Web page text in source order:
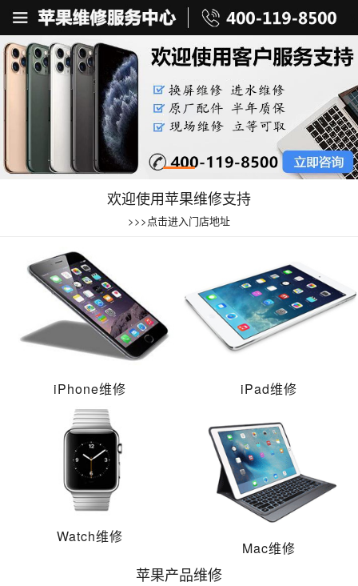
欢迎使用苹果维修支持
>>>点击进入门店地址
iPhone维修 iPad维修
Watch维修
Mac维修
苹果产品维修